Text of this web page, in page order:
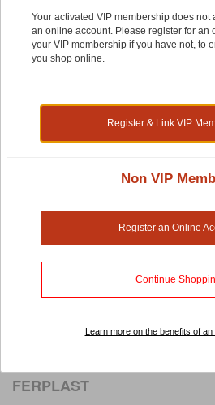
FERPLAST
Your activated VIP membership does not
an online account. Please register for an
your VIP membership if you have not, to
you shop online.
Register & Link VIP
Non VIP
Register an Online
Continue
Learn more on the benefits of an